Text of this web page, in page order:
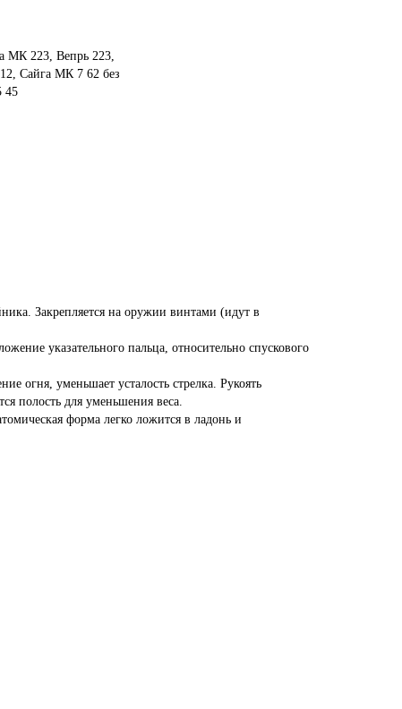
МК 223, Вепрь 223,
Сайга МК 7 62 без
45
Закрепляется на оружии винтами (идут в
указательного пальца, относительно спускового
огня, уменьшает усталость стрелка. Рукоять
полость для уменьшения веса.
форма легко ложится в ладонь и